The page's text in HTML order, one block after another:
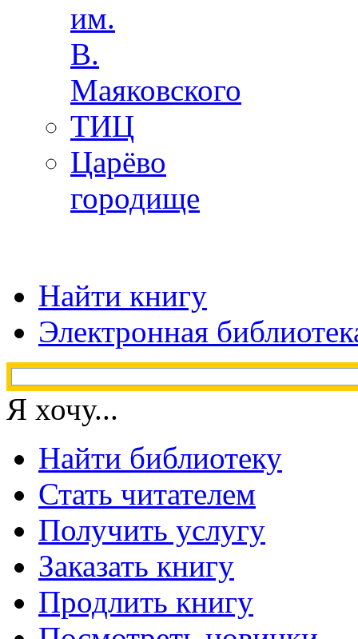
им.
В.
Маяковского
ТИЦ
Царёво
городище
Найти книгу
Электронная
Я хочу...
Найти библиотеку
Стать читателем
Получить услугу
Заказать книгу
Продлить книгу